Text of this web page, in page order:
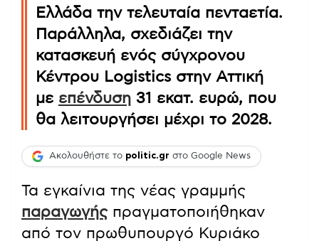
Ελλάδα την τελευταία πενταετία.
Παράλληλα, σχεδιάζει την
κατασκευή ενός σύγχρονου
Κέντρου Logistics στην Αττική
με επένδυση 31 εκατ. ευρώ, που
θα λειτουργήσει μέχρι το 2028.
Ακολουθήστε το politic.gr στο Google News
Τα εγκαίνια της νέας γραμμής
παραγωγήςπραγματοποιήθηκαν
από τον πρωθυπουργό Κυριάκο